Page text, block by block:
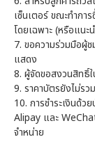
เซ็นเตอร์ ขณะทำกา
โดยเฉพาะ (หรือแนะ
7. ขอความร่วมมือผู้
แสดง
8. ผู้จัดขอสงวนสิทธิ์
9. ราคาบัตรยังไม่รว
10. การชำระเงินด้
Alipay และ
จำหน่าย